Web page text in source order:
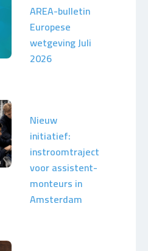
AREA-bulletin
Europese
wetgeving Juli
2026
Nieuw
initiatief:
instroomtraject
voor assistent-
monteurs in
Amsterdam